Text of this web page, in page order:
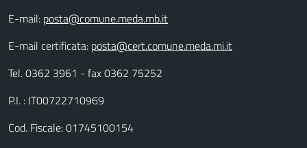
E-mail: posta@comune.meda.mb.it
E-mail certificata: posta@cert.comune.meda.mi.it
Tel. 0362 3961 - fax 0362 75252
P.I. : IT00722710969
Cod. Fiscale: 01745100154